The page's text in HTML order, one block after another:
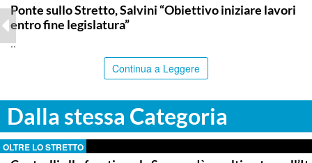
Ponte sullo Stretto, Salvini “Obiettivo iniziare lavori
entro fine legislatura”
..
Continua a Leggere
Dalla stessa Categoria
OLTRE LO STRETTO